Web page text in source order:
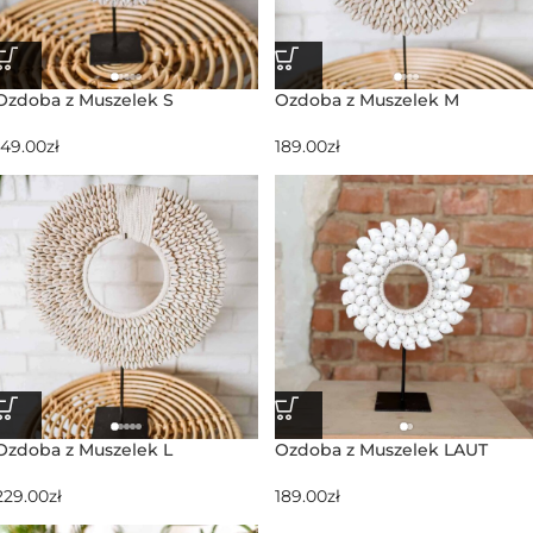
z Muszelek S
zł
Ozdoba z Muszelek M
189.00zł
z Muszelek L
zł
Ozdoba z Muszelek LAUT
189.00zł